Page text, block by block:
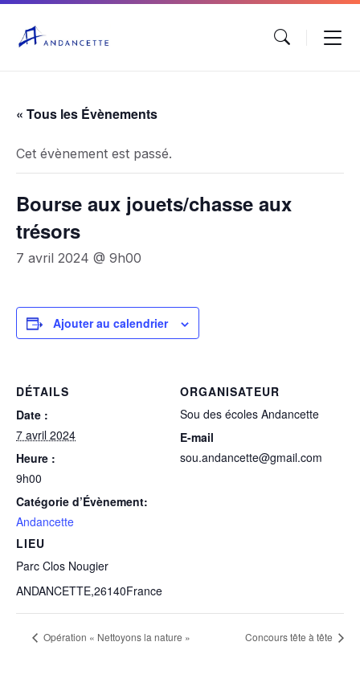
« Tous les Évènements
Cet évènement est passé.
Bourse aux jouets/chasse aux
trésors
7 avril 2024 @ 9h00
Ajouter au calendrier
DÉTAILS
Date :
7 avril 2024
Heure :
9h00
Catégorie d’Évènement:
Andancette
LIEU
Parc Clos Nougier
ANDANCETTE,26140France
ORGANISATEUR
Sou des écoles Andancette
E-mail
sou.andancette@gmail.com
Opération « Nettoyons la nature » Concours tête à tête